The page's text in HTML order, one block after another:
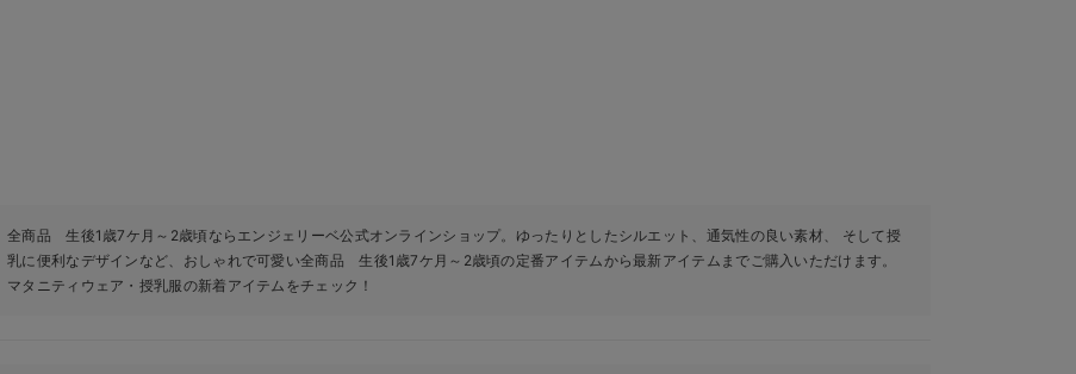
全商品 生後1歳7ケ月～2歳頃ならエンジェリーベ公式オンラインショップ。ゆったりとしたシルエット、通気性の良い素材、 そして授
乳に便利なデザインなど、おしゃれで可愛い全商品 生後1歳7ケ月～2歳頃の定番アイテムから最新アイテムまでご購入いただけます。
マタニティウェア・授乳服の新着アイテムをチェック！